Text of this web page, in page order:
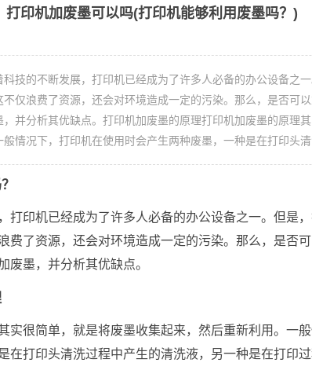
打印机加废墨可以吗(打印机能够利用废墨吗？)
技的不断发展，打印机已经成为了许多人必备的办公设备之
仅浪费了资源，还会对环境造成一定的污染。那么，是否可
并分析其优缺点。打印机加废墨的原理打印机加废墨的原理
情况下，打印机在使用时会产生两种废墨，一种是在打印头
打印机已经成为了许多人必备的办公设备之一。但是
费了资源，还会对环境造成一定的污染。那么，是否
废墨，并分析其优缺点。
实很简单，就是将废墨收集起来，然后重新利用。一
在打印头清洗过程中产生的清洗液，另一种是在打印过